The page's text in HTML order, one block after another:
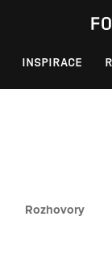
INSPIRACE
Rozhovory